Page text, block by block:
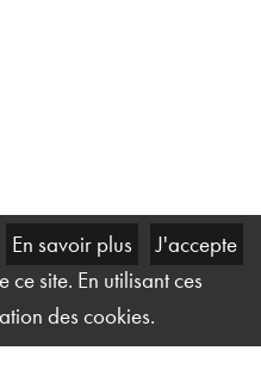
En savoir plus J'accepte
site. En utilisant ces
des cookies.